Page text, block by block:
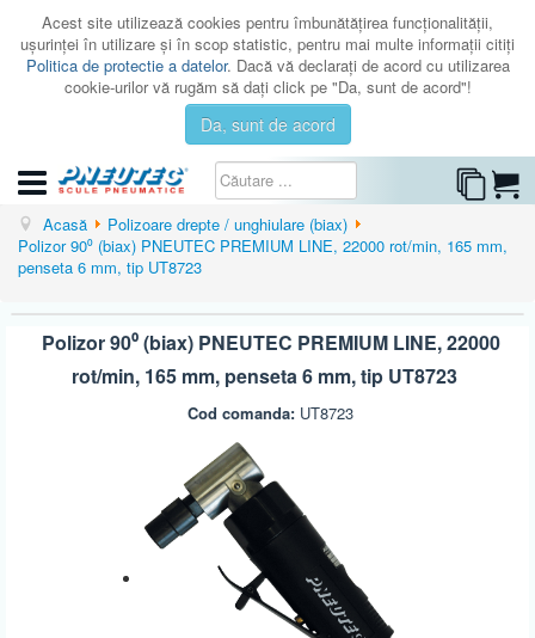
Acest site utilizează cookies pentru îmbunătăţirea funcţionalităţii,
uşurinţei în utilizare şi în scop statistic, pentru mai multe informaţii citiţi
Politica de protectie a datelor. Dacă vă declaraţi de acord cu utilizarea
cookie-urilor vă rugăm să daţi click pe "Da, sunt de acord"!
Da, sunt de acord
CATEGORII
CATALOAGE
ISTORIC
CONTACT
Acasă
Polizoare drepte / unghiulare (biax)
Polizor 90⁰ (biax) PNEUTEC PREMIUM LINE, 22000 rot/min, 165 mm,
penseta 6 mm, tip UT8723
Polizor 90⁰ (biax) PNEUTEC PREMIUM LINE, 22000
rot/min, 165 mm, penseta 6 mm, tip UT8723
Cod comanda: UT8723